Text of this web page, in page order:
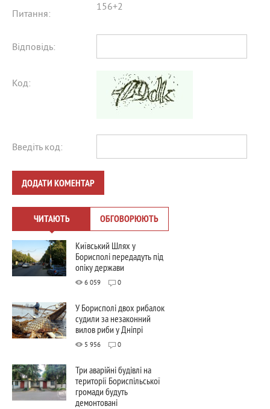
Питання:
156+2
Відповідь:
Код:
Введіть код:
ДОДАТИ КОМЕНТАР
ЧИТАЮТЬ ОБГОВОРЮЮТЬ
Київський Шлях у
Борисполі передадуть під
опіку держави
6 059 0
У Борисполі двох рибалок
судили за незаконний
вилов риби у Дніпрі
5 956 0
Три аварійні будівлі на
території Бориспільської
громади будуть
демонтовані